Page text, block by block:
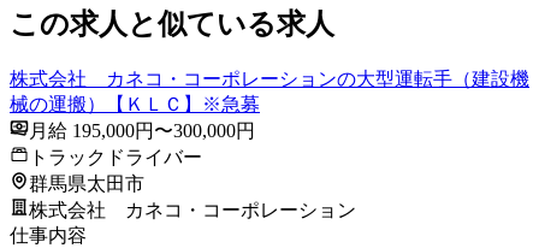
この求人と似ている求人
株式会社 カネコ・コーポレーションの大型運転手（建設機
械の運搬）【ＫＬＣ】※急募
月給 195,000円〜300,000円
トラックドライバー
群馬県太田市
株式会社 カネコ・コーポレーション
仕事内容